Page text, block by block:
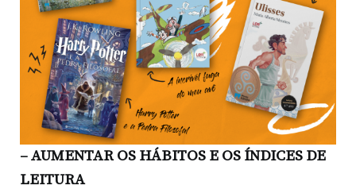
– AUMENTAR OS HÁBITOS E OS ÍNDICES DE
LEITURA